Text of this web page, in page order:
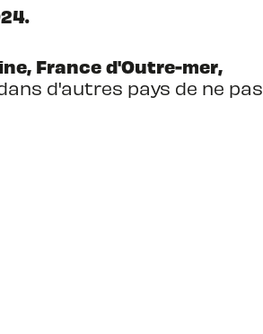
France d'Outre-mer,
d'autres pays de ne pas